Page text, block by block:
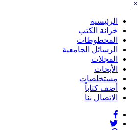
×
الرئيسية
خزانة الكتب
المخطوطات
الرسائل الجامعية
المجلات
الأبحاث
مستخلصات
أضف كتاباً
الاتصال بنا